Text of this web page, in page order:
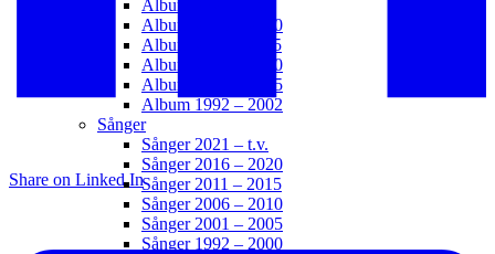
Share on Linked In
Album 2021 – t.v.
Album 2016 – 2020
Album 2011 – 2015
Album 2006 – 2010
Album 2003 – 2005
Album 1992 – 2002
Sånger
Sånger 2021 – t.v.
Sånger 2016 – 2020
Sånger 2011 – 2015
Sånger 2006 – 2010
Sånger 2001 – 2005
Sånger 1992 – 2000